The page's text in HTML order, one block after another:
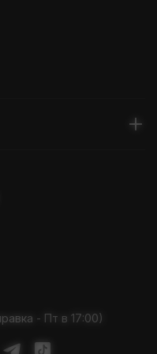
- Пт в 17:00)